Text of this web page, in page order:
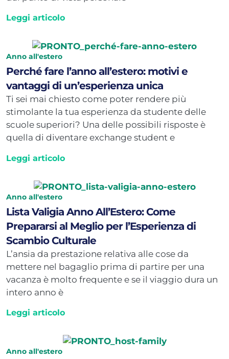
Leggi articolo
Anno all'estero
Perché fare l’anno all’estero: motivi e
vantaggi di un’esperienza unica
Ti sei mai chiesto come poter rendere più
stimolante la tua esperienza da studente delle
scuole superiori? Una delle possibili risposte è
quella di diventare exchange student e
Leggi articolo
Anno all'estero
Lista Valigia Anno All’Estero: Come
Prepararsi al Meglio per l’Esperienza di
Scambio Culturale
L’ansia da prestazione relativa alle cose da
mettere nel bagaglio prima di partire per una
vacanza è molto frequente e se il viaggio dura un
intero anno è
Leggi articolo
Anno all'estero